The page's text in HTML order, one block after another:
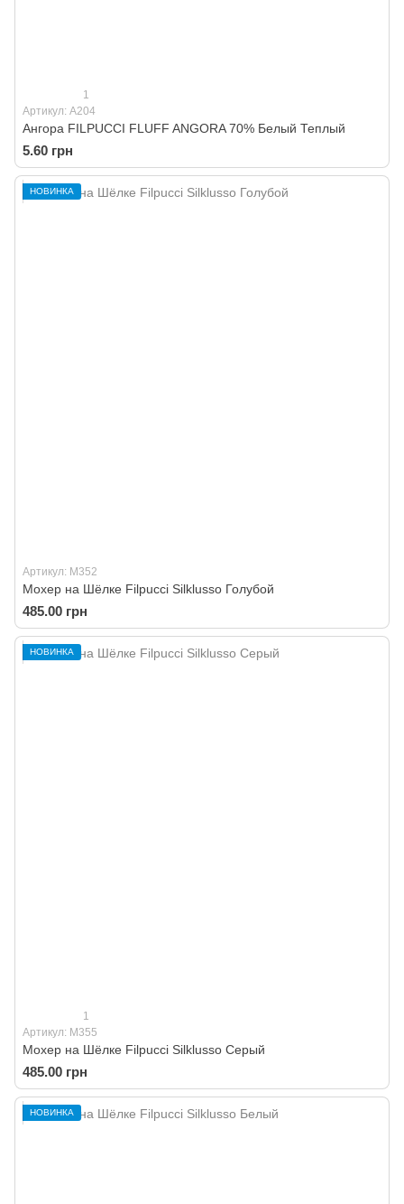
1
Артикул: A204
Ангора FILPUCCI FLUFF ANGORA 70% Белый Теплый
5.60 грн
НОВИНКА
Артикул: M352
Мохер на Шёлке Filpucci Silklusso Голубой
485.00 грн
НОВИНКА
1
Артикул: M355
Мохер на Шёлке Filpucci Silklusso Серый
485.00 грн
НОВИНКА